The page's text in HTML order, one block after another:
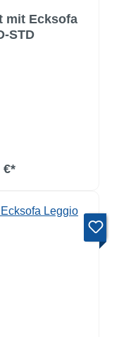
mit Ecksofa
STD
€*